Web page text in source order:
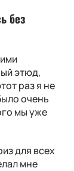
без
этюд,
раз я не
очень
мы уже
для всех
мне